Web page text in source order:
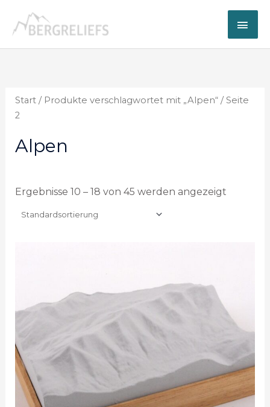
Inhalt
springen
Start/ Produkte verschlagwortet mit „Alpen“/ Seite
2
Alpen
Ergebnisse 10 – 18 von 45 werden angezeigt